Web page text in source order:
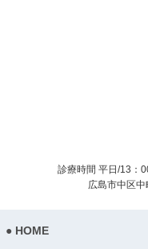
診療時間 平日/13：
広島市中区
HOME